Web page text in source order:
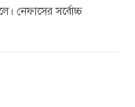
নেফাসের সর্বোচ্চ